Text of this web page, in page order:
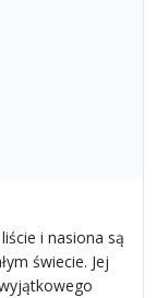
i nasiona są
świecie. Jej